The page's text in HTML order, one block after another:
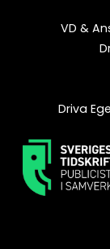
VD &
Driva